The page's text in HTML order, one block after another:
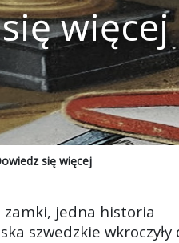
więcej
się więcej
zamki, jedna historia
szwedzkie